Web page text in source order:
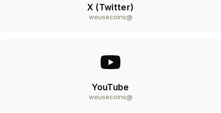
X (Twitter)
@weusecoins
YouTube
@weusecoins